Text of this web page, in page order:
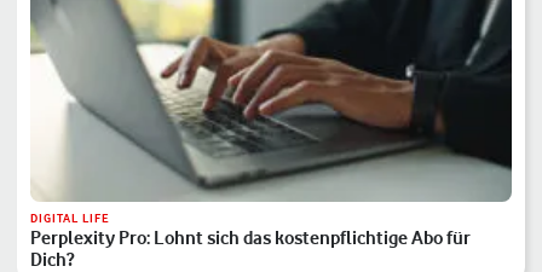
DIGITAL LIFE
Perplexity Pro: Lohnt sich das kostenpflichtige Abo für
Dich?